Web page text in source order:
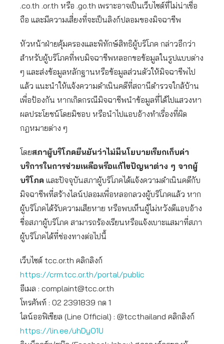
.co.th .or.th หรือ .go.th เพราะอาจเป็นเว็บไซต์ที่ไม่น่าเชื่อ
ถือ และมีความเสี่ยงที่จะเป็นลิงก์ปลอมของมิจฉาชีพ
หัวหน้าฝ่ายคุ้มครองและพิทักษ์สิทธิผู้บริโภค กล่าวอีกว่า
สำหรับผู้บริโภคที่พบมิจฉาชีพหลอกขอข้อมูลในรูปแบบต่าง
ๆ และส่งข้อมูลหลักฐานหรือข้อมูลส่วนตัวให้มิจฉาชีพไป
แล้ว แนะนำให้แจ้งความดำเนินคดีที่สถานีตำรวจใกล้บ้าน
เพื่อป้องกัน หากเกิดกรณีมิจฉาชีพนำข้อมูลที่ได้ไปแสวงหา
ผลประโยชน์โดยมิชอบ หรือนำไปแอบอ้างทำเรื่องที่ผิด
กฎหมายต่าง ๆ
โดยสภาผู้บริโภคยืนยันว่าไม่มีนโยบายเรียกเก็บค่า
บริการในการช่วยเหลือหรือแก้ไขปัญหาต่าง ๆ จากผู้
บริโภค และปัจจุบันสภาผู้บริโภคได้แจ้งความดำเนินคดีกับ
มิจฉาชีพที่สร้างไลน์ปลอมเพื่อหลอกลวงผู้บริโภคแล้ว หาก
ผู้บริโภคได้รับความเสียหาย หรือพบเห็นผู้ไม่หวังดีแอบอ้าง
ชื่อสภาผู้บริโภค สามารถร้องเรียนหรือแจ้งเบาะแสมาที่สภา
ผู้บริโภคได้ที่ช่องทางต่อไปนี้
เว็บไซต์ tcc.or.th คลิกลิงก์
https://crm.tcc.or.th/portal/public
อีเมล : complaint@tcc.or.th
โทรศัพท์ : 02 2391839 กด 1
ไลน์ออฟิเชียล (Line Official) : @tccthailand คลิกลิงก์
https://lin.ee/uhDyO1U